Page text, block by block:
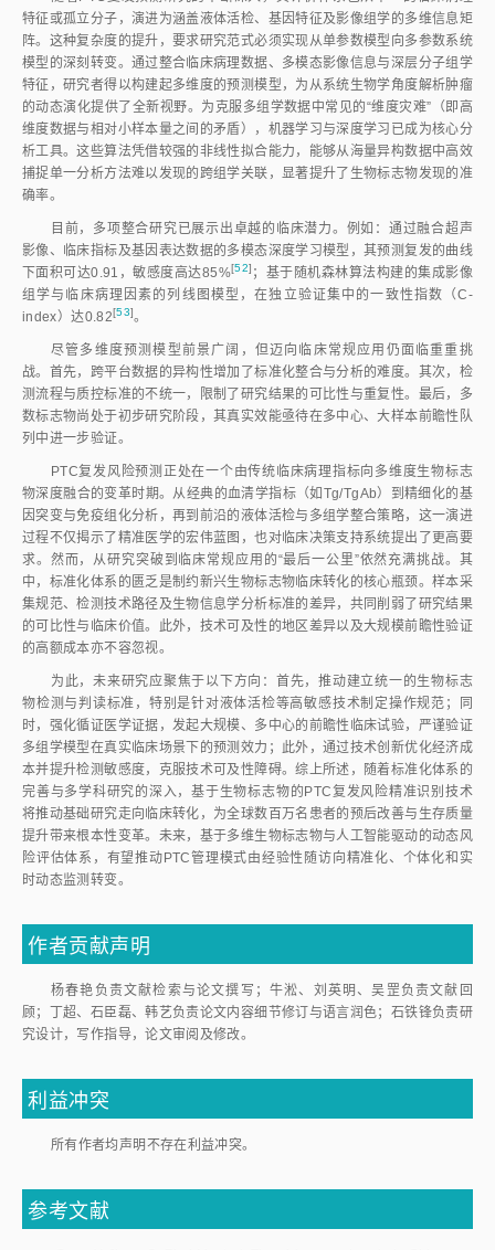
特征或孤立分子，演进为涵盖液体活检、基因特征及影像组学的多维信息矩
阵。这种复杂度的提升，要求研究范式必须实现从单参数模型向多参数系统
模型的深刻转变。通过整合临床病理数据、多模态影像信息与深层分子组学
特征，研究者得以构建起多维度的预测模型，为从系统生物学角度解析肿瘤
的动态演化提供了全新视野。为克服多组学数据中常见的“维度灾难”（即高
维度数据与相对小样本量之间的矛盾），机器学习与深度学习已成为核心分
析工具。这些算法凭借较强的非线性拟合能力，能够从海量异构数据中高效
捕捉单一分析方法难以发现的跨组学关联，显著提升了生物标志物发现的准
确率。
目前，多项整合研究已展示出卓越的临床潜力。例如：通过融合超声
影像、临床指标及基因表达数据的多模态深度学习模型，其预测复发的曲线
下面积可达0.91，敏感度高达85%[52] ；基于随机森林算法构建的集成影像
组学与临床病理因素的列线图模型，在独立验证集中的一致性指数（C-
index）达0.82[53]。
尽管多维度预测模型前景广阔，但迈向临床常规应用仍面临重重挑
战。首先，跨平台数据的异构性增加了标准化整合与分析的难度。其次，检
测流程与质控标准的不统一，限制了研究结果的可比性与重复性。最后，多
数标志物尚处于初步研究阶段，其真实效能亟待在多中心、大样本前瞻性队
列中进一步验证。
PTC复发风险预测正处在一个由传统临床病理指标向多维度生物标志
物深度融合的变革时期。从经典的血清学指标（如Tg/TgAb）到精细化的基
因突变与免疫组化分析，再到前沿的液体活检与多组学整合策略，这一演进
过程不仅揭示了精准医学的宏伟蓝图，也对临床决策支持系统提出了更高要
求。然而，从研究突破到临床常规应用的“最后一公里”依然充满挑战。其
中，标准化体系的匮乏是制约新兴生物标志物临床转化的核心瓶颈。样本采
集规范、检测技术路径及生物信息学分析标准的差异，共同削弱了研究结果
的可比性与临床价值。此外，技术可及性的地区差异以及大规模前瞻性验证
的高额成本亦不容忽视。
为此，未来研究应聚焦于以下方向：首先，推动建立统一的生物标志
物检测与判读标准，特别是针对液体活检等高敏感技术制定操作规范；同
时，强化循证医学证据，发起大规模、多中心的前瞻性临床试验，严谨验证
多组学模型在真实临床场景下的预测效力；此外，通过技术创新优化经济成
本并提升检测敏感度，克服技术可及性障碍。综上所述，随着标准化体系的
完善与多学科研究的深入，基于生物标志物的PTC复发风险精准识别技术
将推动基础研究走向临床转化，为全球数百万名患者的预后改善与生存质量
提升带来根本性变革。未来，基于多维生物标志物与人工智能驱动的动态风
险评估体系，有望推动PTC管理模式由经验性随访向精准化、个体化和实
时动态监测转变。
作者贡献声明
杨春艳负责文献检索与论文撰写；牛淞、刘英明、吴罡负责文献回
顾；丁超、石臣磊、韩艺负责论文内容细节修订与语言润色；石铁锋负责研
究设计，写作指导，论文审阅及修改。
利益冲突
所有作者均声明不存在利益冲突。
参考文献